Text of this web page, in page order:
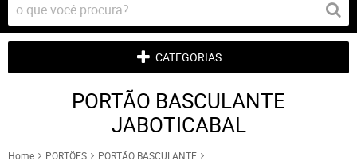
CATEGORIAS
PORTÃO BASCULANTE
JABOTICABAL
Home PORTÕES
PORTÃO BASCULANTE